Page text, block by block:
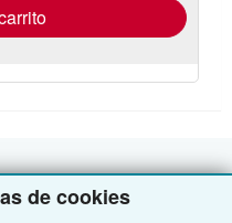
de cookies
INICIO